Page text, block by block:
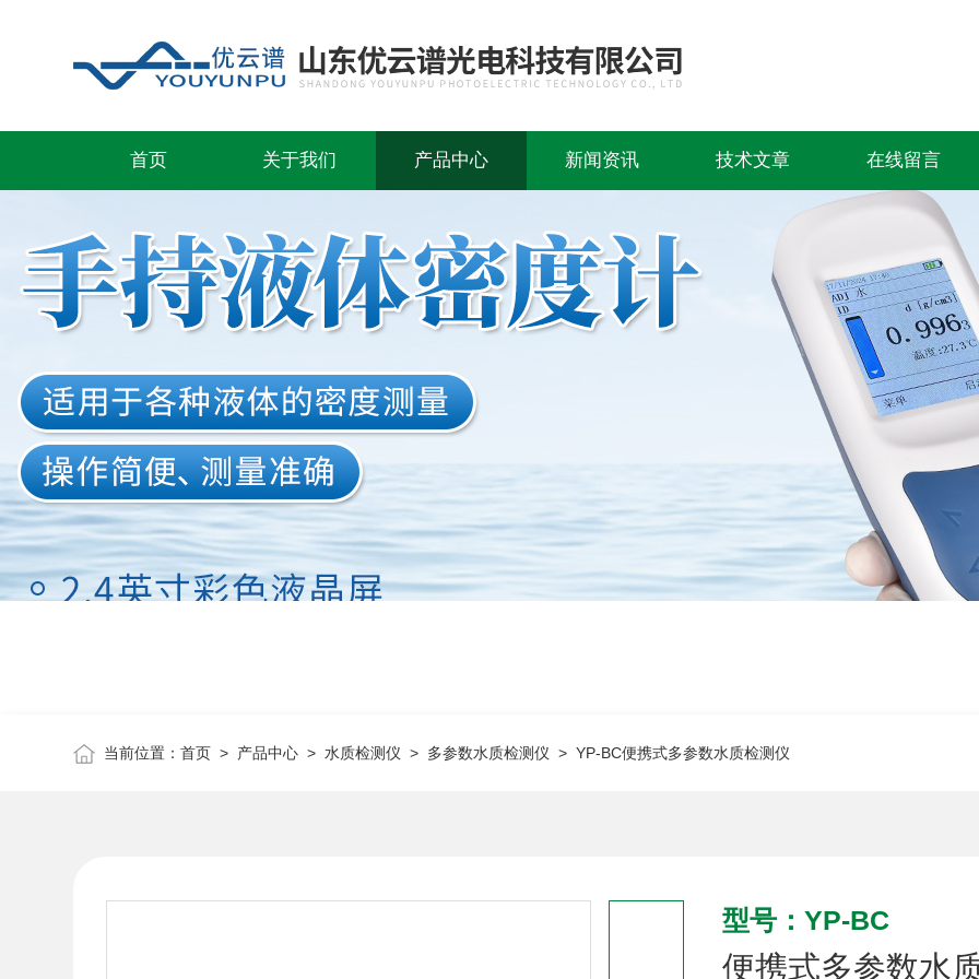
首页 关于我们 产品中心 新闻资讯 技术文章 在线留言
当前位置：首页 > 产品中心 >水质检测仪 > 多参数水质检测仪 > YP-BC便携式多参数水质检测仪
型号：YP-BC
便携式多参数水